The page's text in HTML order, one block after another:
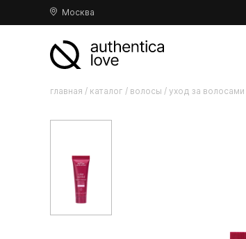
Москва
главная / каталог / волосы / уход за волосами